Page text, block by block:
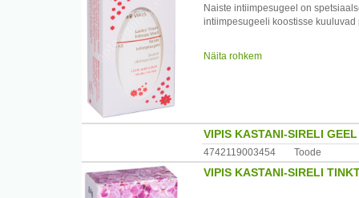
Hoiatused: hoida lastele
ära
Naiste intiimpesugeel on
intiimpesugeeli koostisse
Hoiatused: ainult välispidiseks
Tootja:OÜ Vipis, Veldi tee 2, Rae
Näita rohkem
VIPIS KASTANI-SIRELI
4742119003454 Toode
VIPIS KASTANI-SIRELI